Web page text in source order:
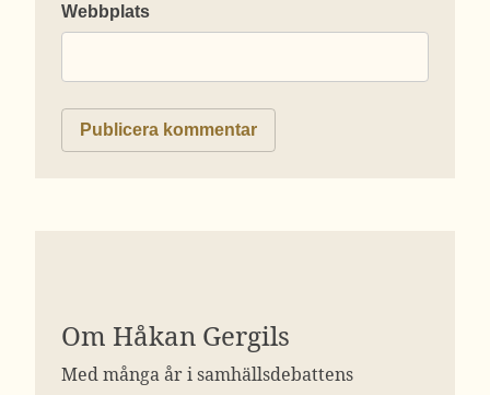
Webbplats
Om Håkan Gergils
Med många år i samhällsdebattens